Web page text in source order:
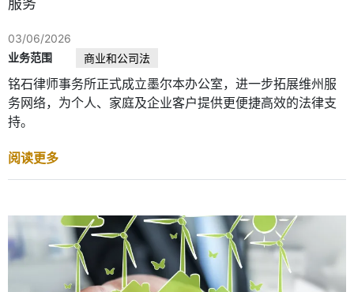
服务
03/06/2026
业务范围
商业和公司法
铭石律师事务所正式成立墨尔本办公室，进一步拓展维州服
务网络，为个人、家庭及企业客户提供更便捷高效的法律支
持。
阅读更多